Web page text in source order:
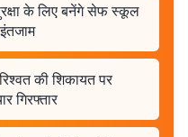
के लिए बनेंगे सेफ स्कूल
की शिकायत पर
गिरफ्तार